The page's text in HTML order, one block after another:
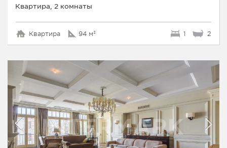
Квартира, 2 комнаты
Квартира 94 м² 1 2